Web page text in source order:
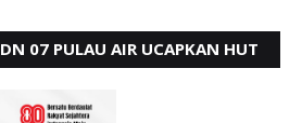
07 PULAU AIR UCAPKAN HUT